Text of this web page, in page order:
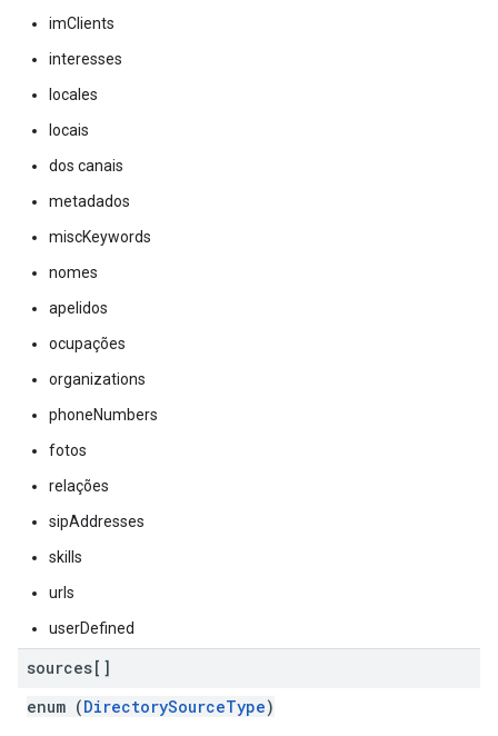
imClients
interesses
locales
locais
dos canais
metadados
miscKeywords
nomes
apelidos
ocupações
organizations
phoneNumbers
fotos
relações
sipAddresses
skills
urls
userDefined
sources[]
enum (DirectorySourceType)